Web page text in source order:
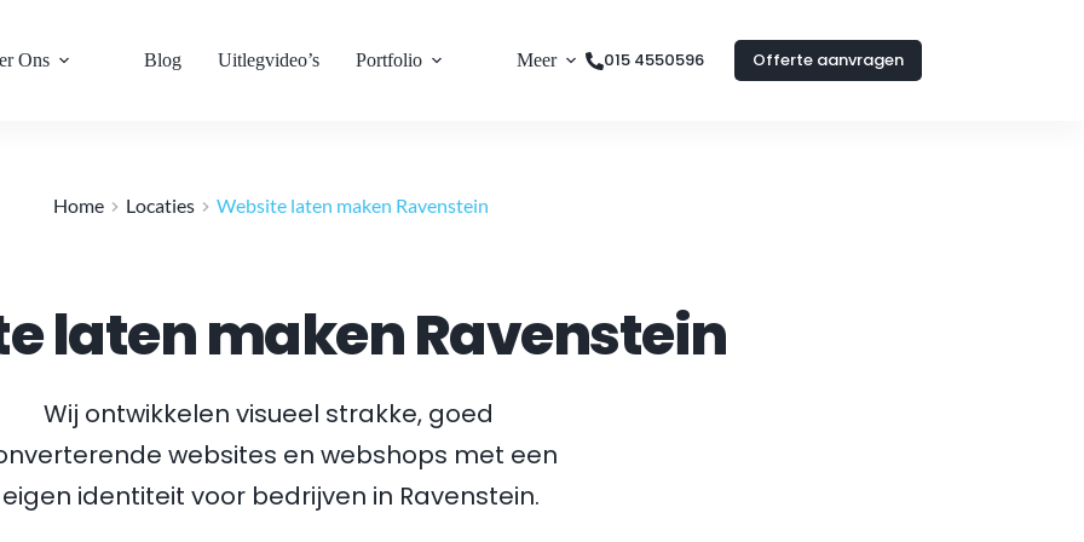
Ons Blog Uitlegvideo’s Portfolio Meer 015 4550596 Offerte aanvragen
Home Locaties Website laten maken Ravenstein
laten maken Ravenstein
Wij ontwikkelen visueel strakke, goed
websites en webshops met een
eigen identiteit voor bedrijven in Ravenstein.